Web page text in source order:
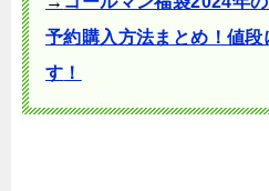
予約購入方法まとめ！値段
す ！